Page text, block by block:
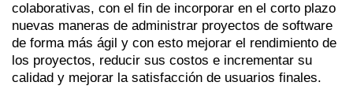
colaborativas, con el fin de incorporar en el corto plazo
nuevas maneras de administrar proyectos de software
de forma más ágil y con esto mejorar el rendimiento de
los proyectos, reducir sus costos e incrementar su
calidad y mejorar la satisfacción de usuarios finales.